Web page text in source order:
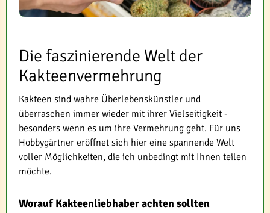
Die faszinierende Welt der
Kakteenvermehrung
Kakteen sind wahre Überlebenskünstler und
überraschen immer wieder mit ihrer Vielseitigkeit -
besonders wenn es um ihre Vermehrung geht. Für uns
Hobbygärtner eröffnet sich hier eine spannende Welt
voller Möglichkeiten, die ich unbedingt mit Ihnen teilen
möchte.
Worauf Kakteenliebhaber achten sollten